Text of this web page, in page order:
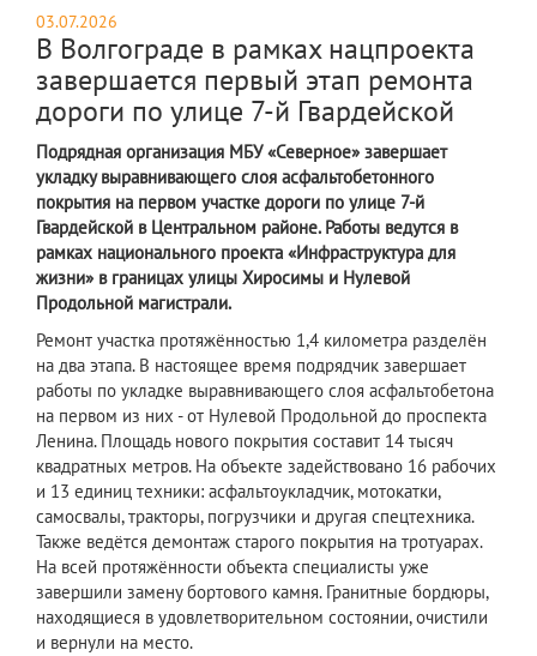
03.07.2026
В Волгограде в рамках нацпроекта
завершается первый этап ремонта
дороги по улице 7-й Гвардейской
Подрядная организация МБУ «Северное» завершает
укладку выравнивающего слоя асфальтобетонного
покрытия на первом участке дороги по улице 7-й
Гвардейской в Центральном районе. Работы ведутся в
рамках национального проекта «Инфраструктура для
жизни» в границах улицы Хиросимы и Нулевой
Продольной магистрали.
Ремонт участка протяжённостью 1,4 километра разделён
на два этапа. В настоящее время подрядчик завершает
работы по укладке выравнивающего слоя асфальтобетона
на первом из них - от Нулевой Продольной до проспекта
Ленина. Площадь нового покрытия составит 14 тысяч
квадратных метров. На объекте задействовано 16 рабочих
и 13 единиц техники: асфальтоукладчик, мотокатки,
самосвалы, тракторы, погрузчики и другая спецтехника.
Также ведётся демонтаж старого покрытия на тротуарах.
На всей протяжённости объекта специалисты уже
завершили замену бортового камня. Гранитные бордюры,
находящиеся в удовлетворительном состоянии, очистили
и вернули на место.